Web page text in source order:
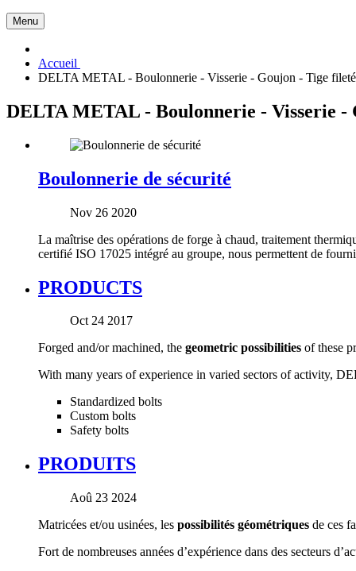
Menu
Accueil
DELTA METAL - Boulonnerie - Visserie - Goujon - Tige
DELTA METAL - Boulonnerie - Visserie -
Boulonnerie de sécurité
Nov 26 2020
La maîtrise des opérations de forge à chaud, traitement
certifié ISO 17025 intégré au groupe, nous permettent de
PRODUCTS
Oct 24 2017
Forged and/or machined, the geometric possibilities of these
With many years of experience in varied sectors of activity,
Standardized bolts
Custom bolts
Safety bolts
PRODUITS
Aoû 23 2024
Matricées et/ou usinées, les possibilités géométriques de ces
Fort de nombreuses années d’expérience dans des secteurs